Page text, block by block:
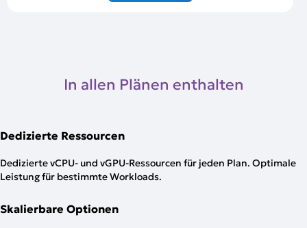
In allen Plänen enthalten
Dedizierte Ressourcen
Dedizierte vCPU- und vGPU-Ressourcen für jeden Plan. Optimale
Leistung für bestimmte Workloads.
Skalierbare Optionen